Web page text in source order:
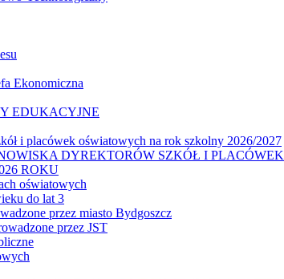
Ekonomiczna
EDUKACYJNE
i placówek oświatowych na rok szkolny 2026/2027
DYREKTORÓW SZKÓŁ I PLACÓWEK
ROKU
oświatowych
do lat 3
przez miasto Bydgoszcz
przez JST